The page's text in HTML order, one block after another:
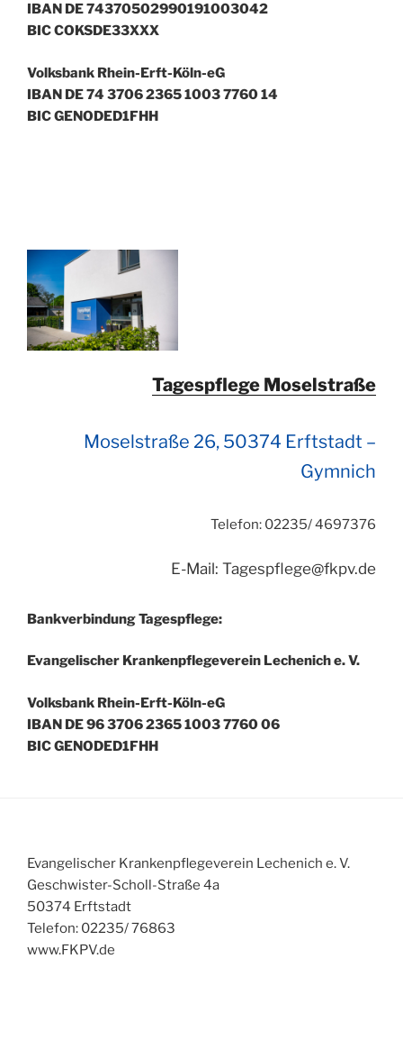
IBAN DE 74370502990191003042
BIC COKSDE33XXX
Volksbank Rhein-Erft-Köln-eG
IBAN DE 74 3706 2365 1003 7760 14
BIC GENODED1FHH
Tagespflege Moselstraße
Moselstraße 26, 50374 Erftstadt –
Gymnich
Telefon: 02235/ 4697376
E-Mail: Tagespflege@fkpv.de
Bankverbindung Tagespflege:
Evangelischer Krankenpflegeverein Lechenich e. V.
Volksbank Rhein-Erft-Köln-eG
IBAN DE 96 3706 2365 1003 7760 06
BIC GENODED1FHH
Evangelischer Krankenpflegeverein Lechenich e. V.
Geschwister-Scholl-Straße 4a
50374 Erftstadt
Telefon: 02235/ 76863
www.FKPV.de